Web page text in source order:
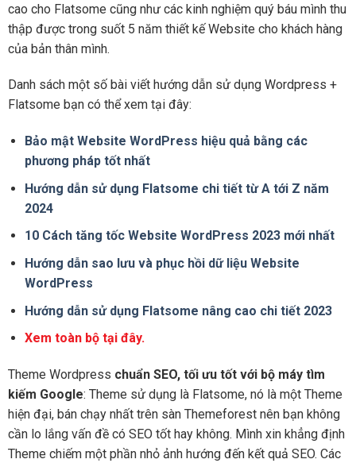
cao cho Flatsome cũng như các kinh nghiệm quý báu mình thu
thập được trong suốt 5 năm thiết kế Website cho khách hàng
của bản thân mình.
Danh sách một số bài viết hướng dẫn sử dụng Wordpress +
Flatsome bạn có thể xem tại đây:
Bảo mật Website WordPress hiệu quả bằng các
phương pháp tốt nhất
Hướng dẫn sử dụng Flatsome chi tiết từ A tới Z năm
2024
10 Cách tăng tốc Website WordPress 2023 mới nhất
Hướng dẫn sao lưu và phục hồi dữ liệu Website
WordPress
Hướng dẫn sử dụng Flatsome nâng cao chi tiết 2023
Xem toàn bộ tại đây.
Theme Wordpress chuẩn SEO, tối ưu tốt với bộ máy tìm
kiếm Google: Theme sử dụng là Flatsome, nó là một Theme
hiện đại, bán chạy nhất trên sàn Themeforest nên bạn không
cần lo lắng vấn đề có SEO tốt hay không. Mình xin khẳng định
Theme chiếm một phần nhỏ ảnh hướng đến kết quả SEO. Các